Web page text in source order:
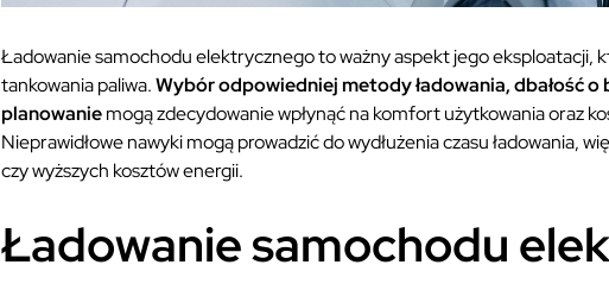
Ładowanie samochodu elektrycznego to ważny aspekt jego eksploatacji,
tankowania paliwa.Wybór odpowiedniej metody ładowania, dbałość
planowaniemogą zdecydowanie wpłynąć na komfort użytkowania oraz
Nieprawidłowe nawyki mogą prowadzić do wydłużenia czasu ładowania,
czy wyższych kosztów energii.
Ładowanie samochodu